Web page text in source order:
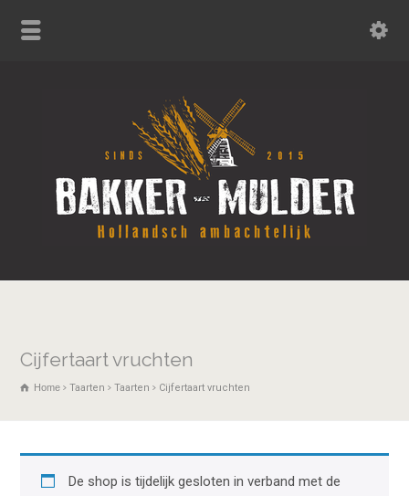
Cijfertaart vruchten
Home Taarten Taarten Cijfertaart vruchten
De shop is tijdelijk gesloten in verband met de